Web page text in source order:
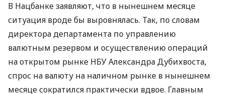
пункты в валютный кэш в прошлом месяце утекло
1,8 млрд. долл.). Так что показатели финансового
счета воочию демонстрируют следующее:
обеспечение курсовой стабильности напрямую
связано с настроениями населения, а также
отечественных предпринимателей.